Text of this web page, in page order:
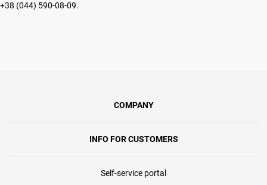
(044) 590-08-09.
COMPANY
INFO FOR CUSTOMERS
Self-service portal